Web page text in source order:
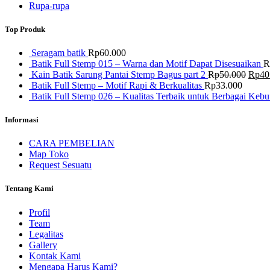
Rupa-rupa
Top Produk
Seragam batik Rp60.000
Batik Full Stemp 015 – Warna dan Motif Dapat Disesuaikan
Kain Batik Sarung Pantai Stemp Bagus part 2 Rp50.000 Harga
Rp
Batik Full Stemp – Motif Rapi & Berkualitas Rp33.000
Batik Full Stemp 026 – Kualitas Terbaik untuk Berbagai
Informasi
CARA PEMBELIAN
Map Toko
Request Sesuatu
Tentang Kami
Profil
Team
Legalitas
Gallery
Kontak Kami
Mengapa Harus Kami?